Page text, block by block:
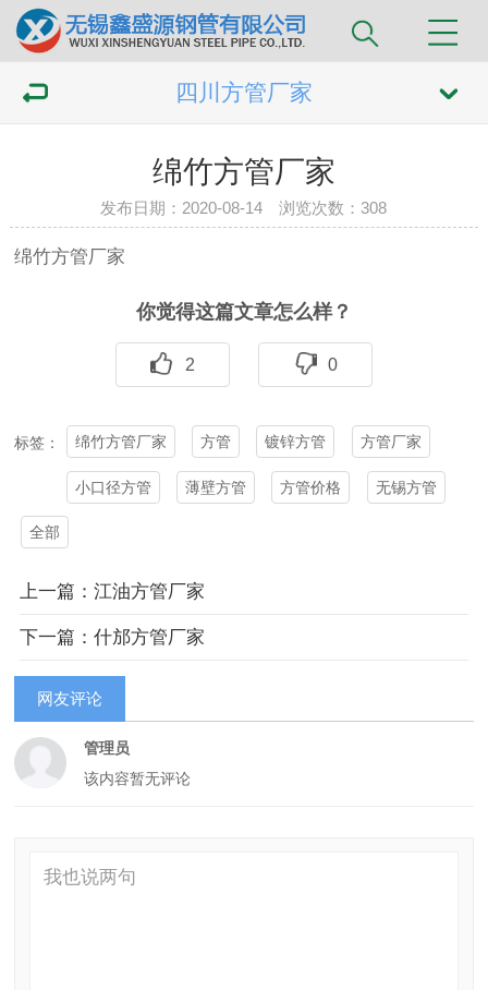
四川方管厂家
绵竹方管厂家
发布日期：2020-08-14 浏览次数：308
绵竹方管厂家
你觉得这篇文章怎么样？
2 0
标签： 绵竹方管厂家 方管 镀锌方管 方管厂家
小口径方管 薄壁方管 方管价格 无锡方管
全部
上一篇：江油方管厂家
下一篇：什邡方管厂家
网友评论
管理员
该内容暂无评论